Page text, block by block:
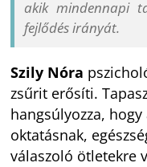
akik mindennapi
fejlődés irányát.
Szily Nóra
zsűrit erősíti.
hangsúlyozza,
oktatásnak,
válaszoló ötletekre